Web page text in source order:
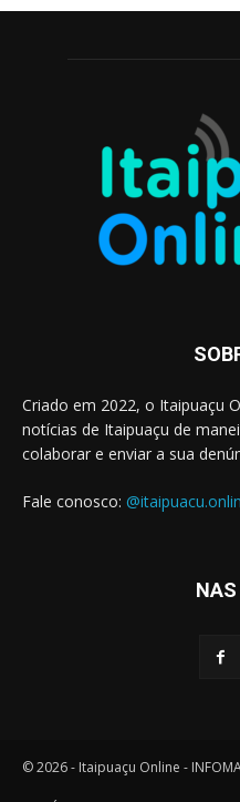
Criado em 2022, o Itaipuaçu
notícias de Itaipuaçu de
colaborar e enviar a sua
Fale conosco:
NAS
© 2026 - Itaipuaçu Online -